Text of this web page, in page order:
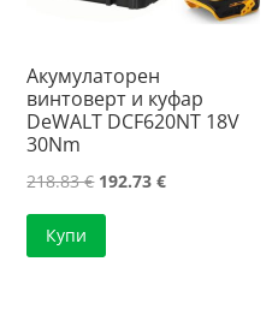
Акумулаторен
винтоверт и куфар
DeWALT DCF620NT 18V
30Nm
218.83€ Original
price
192.73€Текущата
Купи